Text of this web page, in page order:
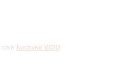
celé kuchyně VIGO